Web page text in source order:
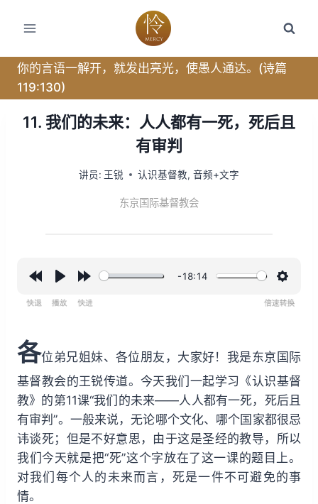
你的言语一解开，就发出亮光，使愚人通达。(诗篇
119:130)
11. 我们的未来：人人都有一死，死后且
有审判
讲员: 王锐 认识基督教,音频+文字
东京国际基督教会
i
d
1
5
s
y
w
r
d
1
5
s
-18:14
各位弟兄姐妹、各位朋友，大家好！我是东京国际
基督教会的王锐传道。今天我们一起学习《认识基督
教》的第11课“我们的未来——人人都有一死，死后且
有审判”。一般来说，无论哪个文化、哪个国家都很忌
讳谈死；但是不好意思，由于这是圣经的教导，所以
我们今天就是把“死”这个字放在了这一课的题目上。
对我们每个人的未来而言，死是一件不可避免的事
情。